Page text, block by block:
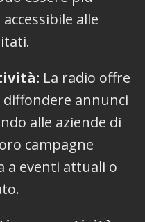
alle
La radio offre
diffondere annunci
alle aziende di
campagne
a eventi attuali o